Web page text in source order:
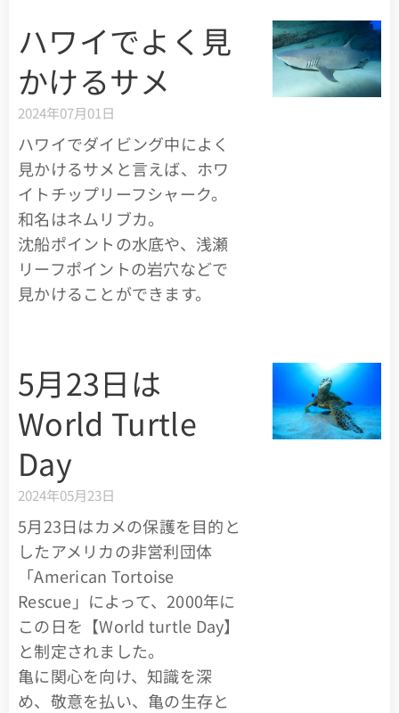
ハワイでよく見
かけるサメ
2024年07月01日
ハワイでダイビング中によく
見かけるサメと言えば、ホワ
イトチップリーフシャーク。
和名はネムリブカ。
沈船ポイントの水底や、浅瀬
リーフポイントの岩穴などで
見かけることができます。
5月23日は
World Turtle
Day
2024年05月23日
5月23日はカメの保護を目的と
したアメリカの非営利団体
「American Tortoise
Rescue」によって、2000年に
この日を【World turtle Day】
と制定されました。
亀に関心を向け、知識を深
め、敬意を払い、亀の生存と